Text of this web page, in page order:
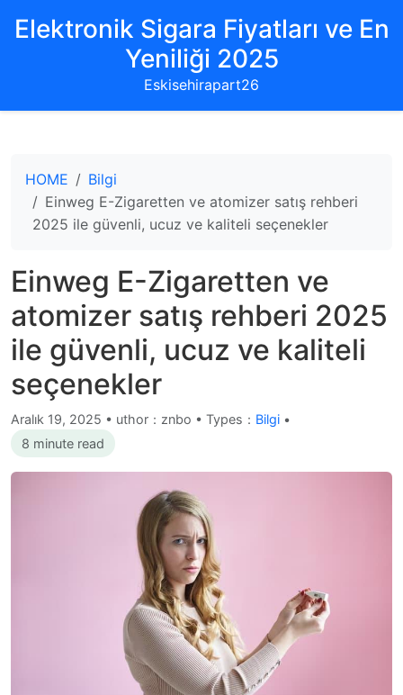
Elektronik Sigara Fiyatları ve En
Yeniliği 2025
Eskisehirapart26
HOME
Bilgi
Einweg E-Zigaretten ve atomizer satış rehberi
2025 ile güvenli, ucuz ve kaliteli seçenekler
Einweg E-Zigaretten ve
atomizer satış rehberi 2025
ile güvenli, ucuz ve kaliteli
seçenekler
Aralık 19, 2025 • uthor：znbo • Types： Bilgi •
8 minute read